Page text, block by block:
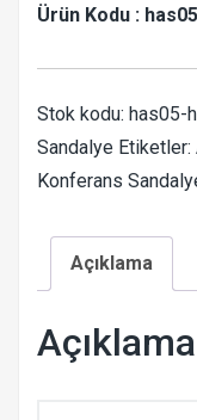
Ürün Kodu :
Stok kodu: has05-
Sandalye Etiketler:
Konferans
Açıklama
Açıklama